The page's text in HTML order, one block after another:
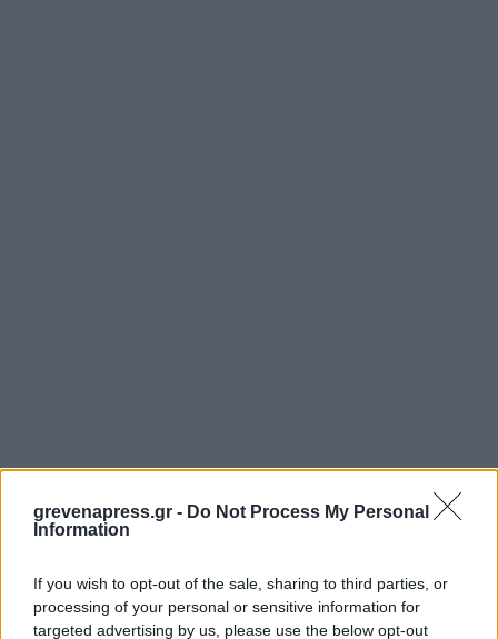
grevenapress.gr - Do Not Process My Personal
Information
If you wish to opt-out of the sale, sharing to third parties, or
processing of your personal or sensitive information for
targeted advertising by us, please use the below opt-out